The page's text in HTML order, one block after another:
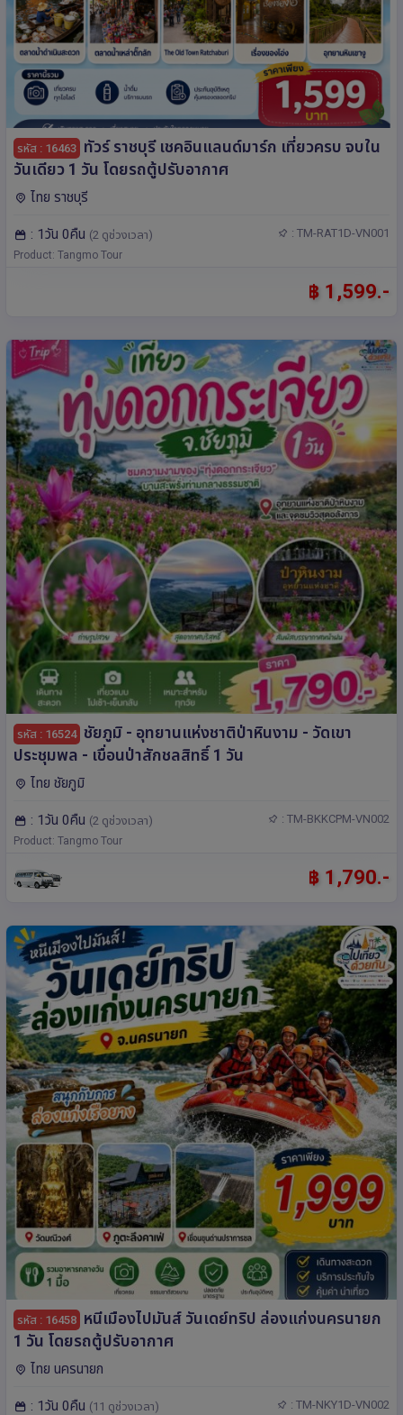
รหัส : 16463 ทัวร์ ราชบุรี เชคอินแลนด์มาร์ก เที่ยวครบ จบใน
วันเดียว 1 วัน โดยรถตู้ปรับอากาศ
ไทย ราชบุรี
: 1วัน 0คืน (2 ดูช่วงเวลา) : TM-RAT1D-VN001
Product: Tangmo Tour
฿ 1,599.-
รหัส : 16524 ชัยภูมิ - อุทยานแห่งชาติป่าหินงาม - วัดเขา
ประชุมพล - เขื่อนป่าสักชลสิทธิ์ 1 วัน
ไทย ชัยภูมิ
: 1วัน 0คืน (2 ดูช่วงเวลา) : TM-BKKCPM-VN002
Product: Tangmo Tour
฿ 1,790.-
รหัส : 16458 หนีเมืองไปมันส์ วันเดย์ทริป ล่องแก่งนครนายก
1 วัน โดยรถตู้ปรับอากาศ
ไทย นครนายก
: 1วัน 0คืน (11 ดูช่วงเวลา) : TM-NKY1D-VN002